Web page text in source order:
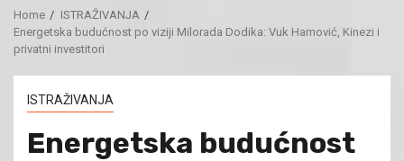
Home
ISTRAŽIVANJA
Energetska budućnost po viziji Milorada Dodika: Vuk Hamović, Kinezi i
privatni investitori
ISTRAŽIVANJA
Energetska budućnost